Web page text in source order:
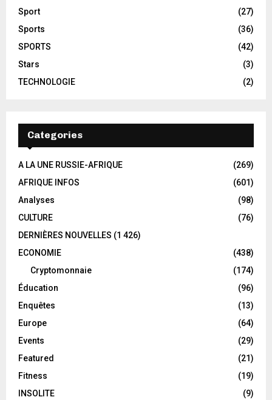
Sport
(27)
Sports
(36)
SPORTS
(42)
Stars
(3)
TECHNOLOGIE
(2)
Categories
A LA UNE RUSSIE-AFRIQUE
(269)
AFRIQUE INFOS
(601)
Analyses
(98)
CULTURE
(76)
DERNIÈRES NOUVELLES (1 426)
ECONOMIE
(438)
Cryptomonnaie
(174)
Éducation
(96)
Enquêtes
(13)
Europe
(64)
Events
(29)
Featured
(21)
Fitness
(19)
INSOLITE
(9)